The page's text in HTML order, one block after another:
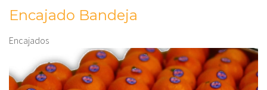
Encajado Bandeja
Encajados